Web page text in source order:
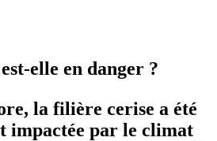
elle en danger ?
la filière cerise a été
impactée par le climat